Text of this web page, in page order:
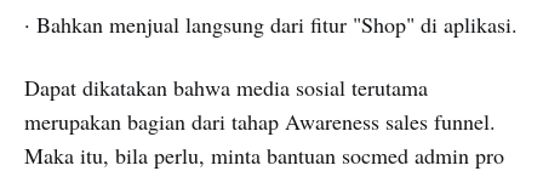
· Bahkan menjual langsung dari fitur "Shop" di aplikasi.
Dapat dikatakan bahwa media sosial terutama
merupakan bagian dari tahap Awareness sales funnel.
Maka itu, bila perlu, minta bantuan socmed admin pro